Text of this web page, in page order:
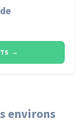
→
environs